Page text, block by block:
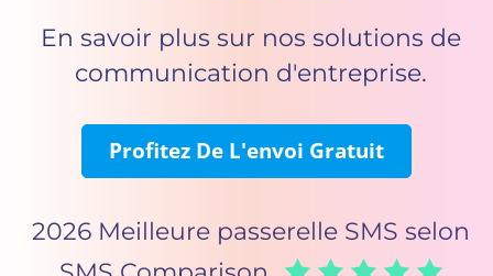
En savoir plus sur nos solutions de
communication d'entreprise.
Profitez De L'envoi Gratuit
2026 Meilleure passerelle SMS selon